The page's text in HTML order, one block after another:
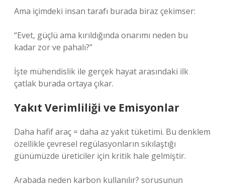
Ama içimdeki insan tarafı burada biraz çekimser:
“Evet, güçlü ama kırıldığında onarımı neden bu
kadar zor ve pahalı?”
İşte mühendislik ile gerçek hayat arasındaki ilk
çatlak burada ortaya çıkar.
Yakıt Verimliliği ve Emisyonlar
Daha hafif araç = daha az yakıt tüketimi. Bu denklem
özellikle çevresel regülasyonların sıkılaştığı
günümüzde üreticiler için kritik hale gelmiştir.
Arabada neden karbon kullanılır? sorusunun